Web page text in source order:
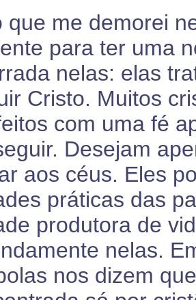
que me demorei
para ter uma
nelas: elas
Cristo. Muitos
com uma fé
Desejam
aos céus. Eles
práticas das
produtora de
nelas.
nos dizem